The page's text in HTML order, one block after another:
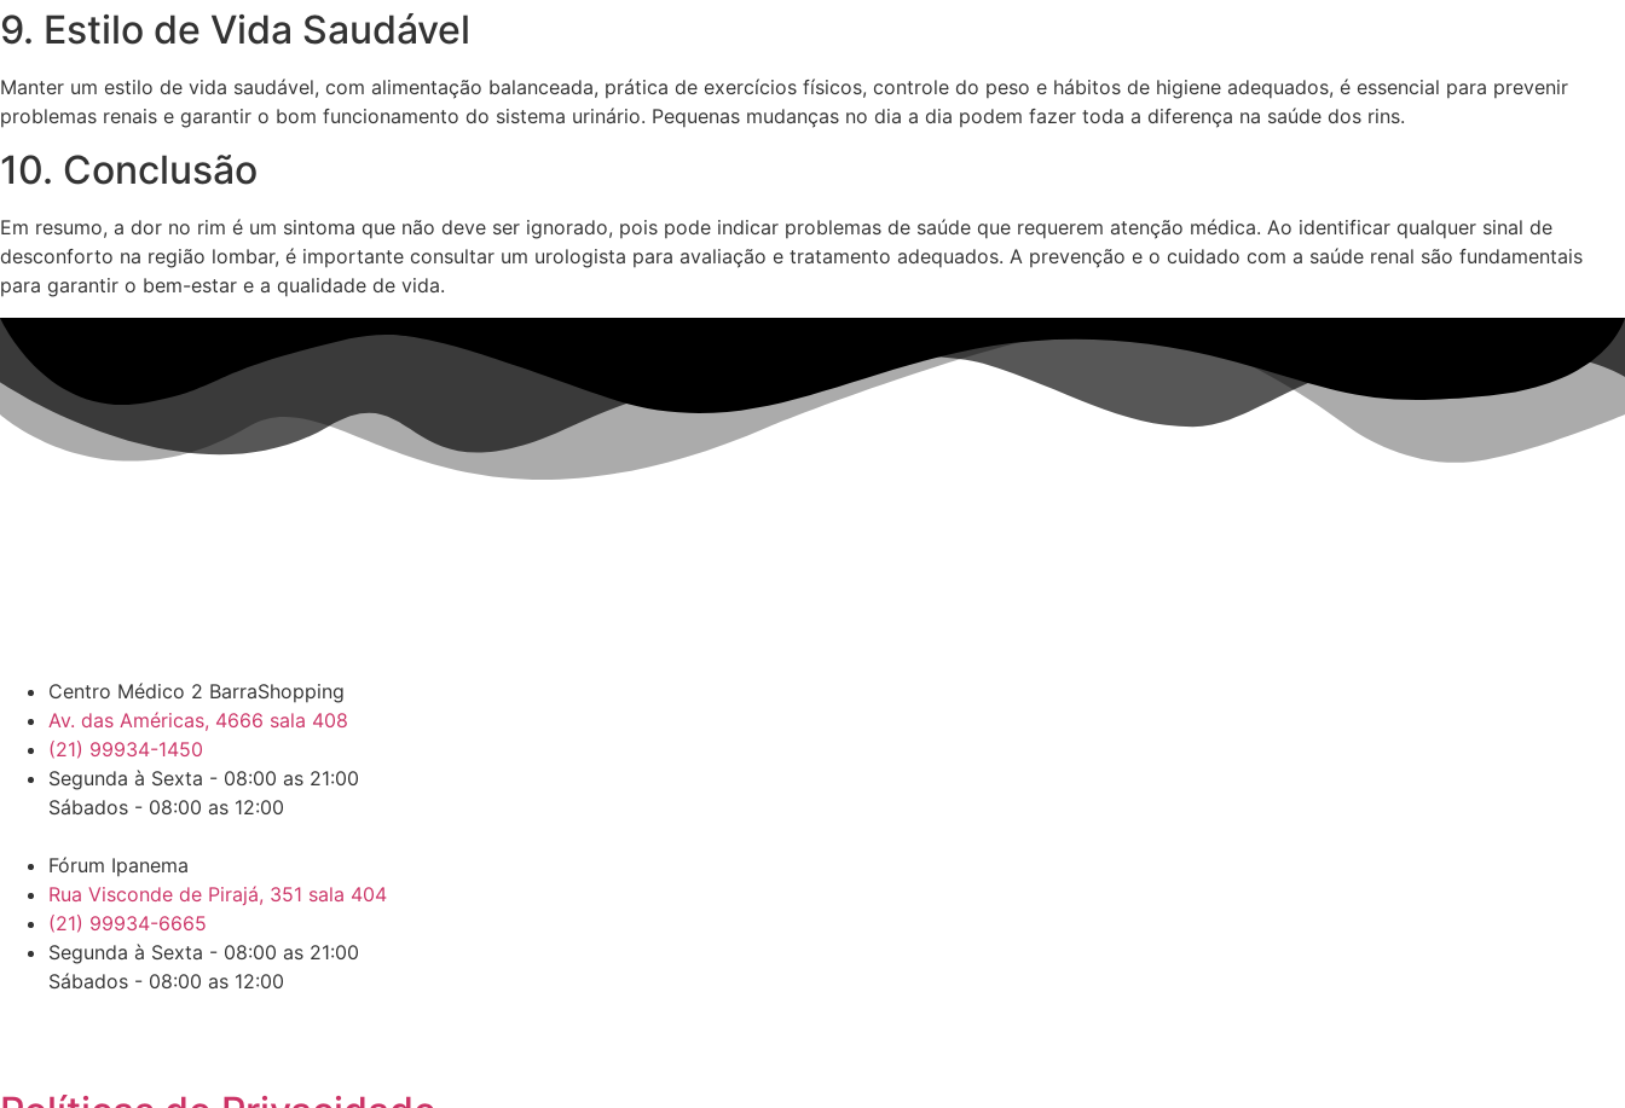
9. Estilo de Vida Saudável
Manter um estilo de vida saudável, com alimentação balanceada, prática de exercícios físicos, controle do peso e hábitos de higiene adequados, é essencial para prevenir
problemas renais e garantir o bom funcionamento do sistema urinário. Pequenas mudanças no dia a dia podem fazer toda a diferença na saúde dos rins.
10. Conclusão
Em resumo, a dor no rim é um sintoma que não deve ser ignorado, pois pode indicar problemas de saúde que requerem atenção médica. Ao identificar qualquer sinal de
desconforto na região lombar, é importante consultar um urologista para avaliação e tratamento adequados. A prevenção e o cuidado com a saúde renal são fundamentais
para garantir o bem-estar e a qualidade de vida.
Centro Médico 2 BarraShopping
Av. das Américas, 4666 sala 408
(21) 99934-1450
Segunda à Sexta - 08:00 as 21:00
Sábados - 08:00 as 12:00
Fórum Ipanema
Rua Visconde de Pirajá, 351 sala 404
(21) 99934-6665
Segunda à Sexta - 08:00 as 21:00
Sábados - 08:00 as 12:00